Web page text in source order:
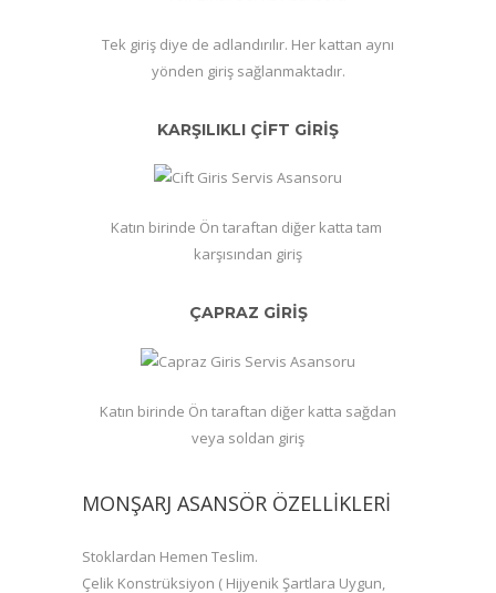
Tek giriş diye de adlandırılır. Her kattan aynı
yönden giriş sağlanmaktadır.
KARŞILIKLI ÇİFT GİRİŞ
Katın birinde Ön taraftan diğer katta tam
karşısından giriş
ÇAPRAZ GİRİŞ
Katın birinde Ön taraftan diğer katta sağdan
veya soldan giriş
MONŞARJ ASANSÖR ÖZELLIKLERI
Stoklardan Hemen Teslim.
Çelik Konstrüksiyon ( Hijyenik Şartlara Uygun,